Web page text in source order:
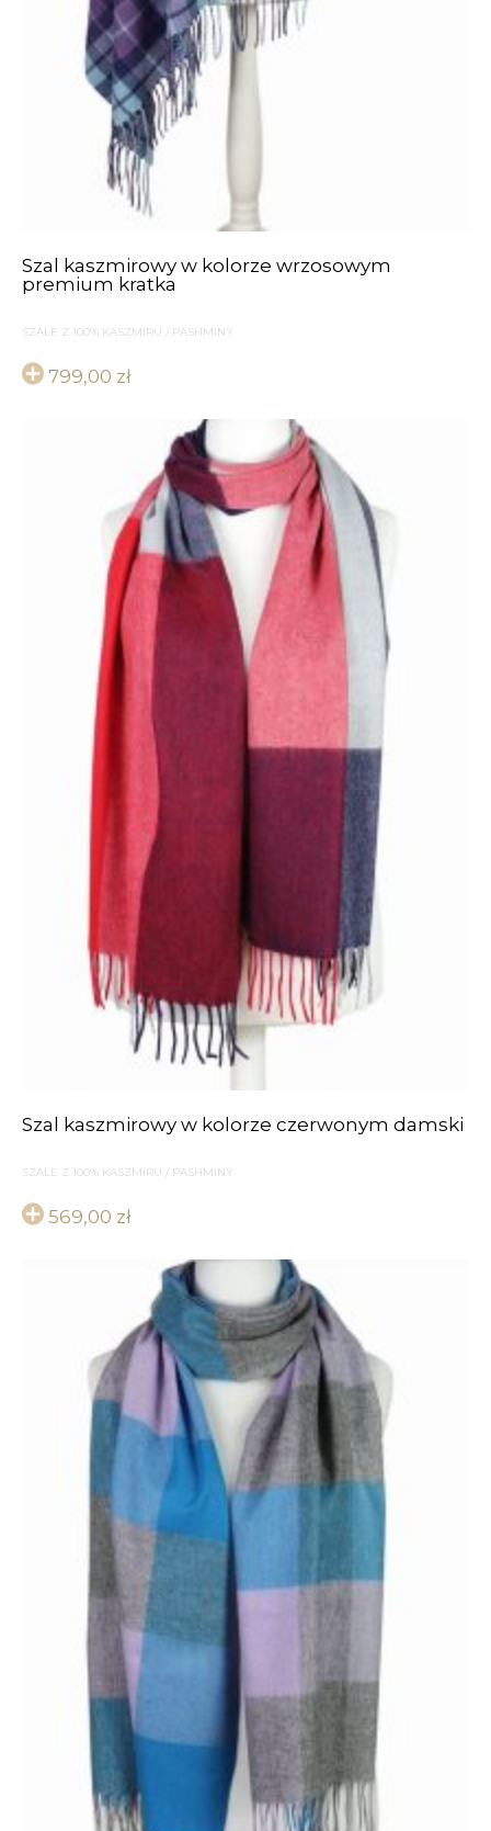
Szal kaszmirowy w kolorze wrzosowym
premium kratka
SZALE Z 100% KASZMIRU / PASHMINY
799,00 zł
Szal kaszmirowy w kolorze czerwonym damski
SZALE Z 100% KASZMIRU / PASHMINY
569,00 zł